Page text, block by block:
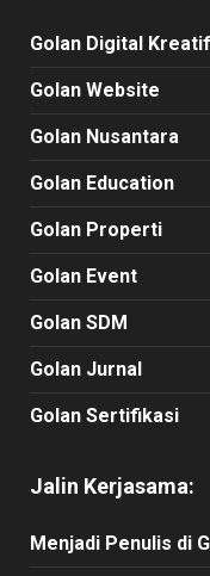
Golan Digital Kreatif
Golan Website
Golan Nusantara
Golan Education
Golan Properti
Golan Event
Golan SDM
Golan Jurnal
Golan Sertifikasi
Jalin Kerjasama:
Menjadi Penulis di